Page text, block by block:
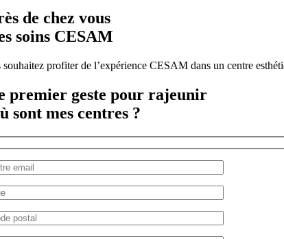
de chez vous
soins CESAM
souhaitez profiter de l’expérience CESAM dans un centre
premier geste pour rajeunir
sont mes centres ?